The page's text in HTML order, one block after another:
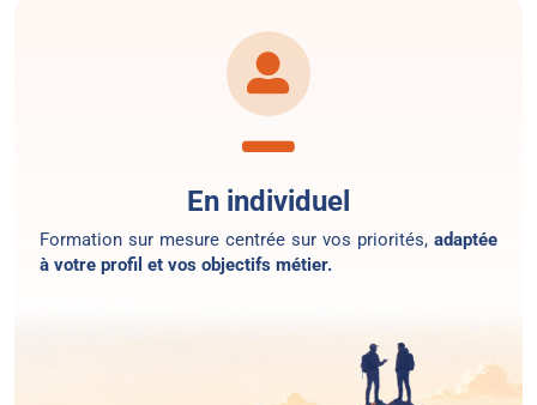
En individuel
Formation sur mesure centrée sur vos priorités,adaptée
à votre profil et vos objectifs métier.